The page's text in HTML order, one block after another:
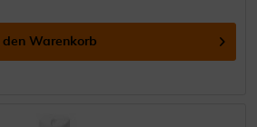
den Warenkorb